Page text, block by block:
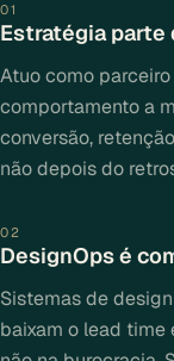
01
Estratégia parte
Atuo como
comportamento a
conversão,
não depois do
02
DesignOps é
Sistemas de
baixam o lead